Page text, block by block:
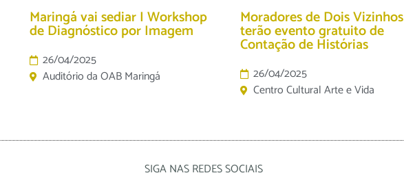
Maringá vai sediar I Workshop
de Diagnóstico por Imagem
26/04/2025
Auditório da OAB Maringá
Moradores de Dois Vizinhos
terão evento gratuito de
Contação de Histórias
26/04/2025
Centro Cultural Arte e Vida